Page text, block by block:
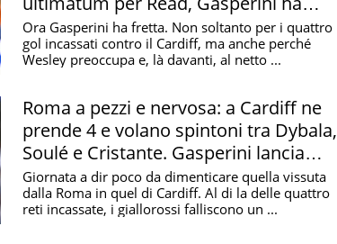
della prima coppa europea della storia
Arrivato nell'entusiasmo generale, lo Special
visione di gioco alla squadra e, nonostante un
a Tirana. Per i giallorossi è stata una sorta
Coppa Campioni persa all'Olimpico di Roma ai
Roma
Totti con 786 presenze dal 1992 al 2017
fretta
Ora Gasperini ha fretta. Non soltanto per i quattro
gol incassati contro il Cardiff, ma anche perché
Wesley preoccupa e, là davanti, al netto ...
Roma a pezzi e nervosa: a Cardiff ne
prende 4 e volano spintoni tra Dybala,
Soulé e Cristante. Gasperini lancia
l'allarme
Giornata a dir poco da dimenticare quella vissuta
dalla Roma in quel di Cardiff. Al di la delle quattro
reti incassate, i giallorossi falliscono un ...